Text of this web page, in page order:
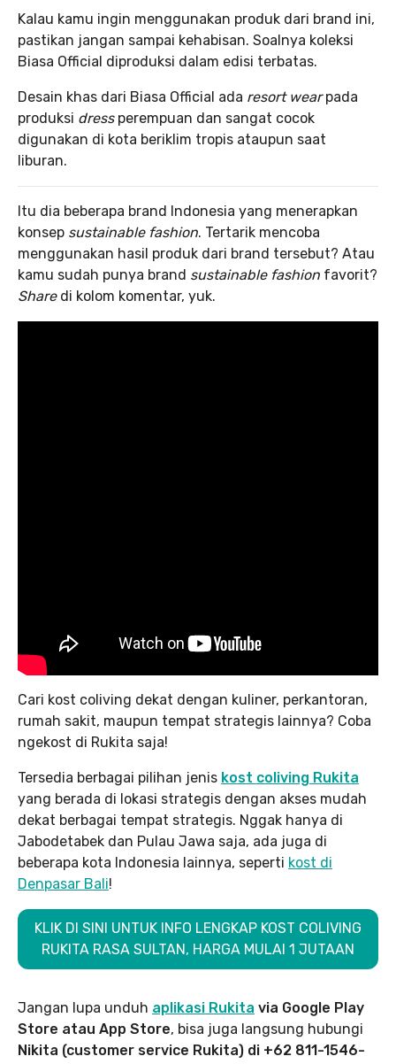
Kalau kamu ingin menggunakan produk dari brand ini,
pastikan jangan sampai kehabisan. Soalnya koleksi
Biasa Official diproduksi dalam edisi terbatas.
Desain khas dari Biasa Official ada resort wearpada
produksi dress perempuan dan sangat cocok
digunakan di kota beriklim tropis ataupun saat
liburan.
Itu dia beberapa brand Indonesia yang menerapkan
konsep sustainable fashion. Tertarik mencoba
menggunakan hasil produk dari brand tersebut? Atau
kamu sudah punya brand sustainable fashion favorit?
Share di kolom komentar, yuk.
Cari kost coliving dekat dengan kuliner, perkantoran,
rumah sakit, maupun tempat strategis lainnya? Coba
ngekost di Rukita saja!
Tersedia berbagai pilihan jenis kost coliving Rukita
yang berada di lokasi strategis dengan akses mudah
dekat berbagai tempat strategis. Nggak hanya di
Jabodetabek dan Pulau Jawa saja, ada juga di
beberapa kota Indonesia lainnya, seperti kost di
Denpasar Bali!
KLIK DI SINI UNTUK INFO LENGKAP KOST COLIVING
RUKITA RASA SULTAN, HARGA MULAI 1 JUTAAN
Jangan lupa unduh aplikasi Rukita via Google Play
Store atau App Store, bisa juga langsung hubungi
Nikita (customer service Rukita) di +62 811-1546-